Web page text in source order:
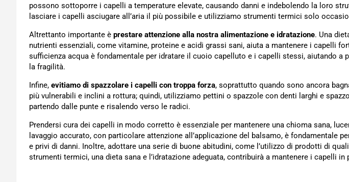
possono sottoporre i capelli a temperature elevate, causando danni e indebolendo la loro
lasciare i capelli asciugare all’aria il più possibile e utilizziamo strumenti termici solo
Altrettanto importante è prestare attenzione alla nostra alimentazione e idratazione. Una
nutrienti essenziali, come vitamine, proteine ​​e acidi grassi sani, aiuta a mantenere i capelli
sufficienza acqua è fondamentale per idratare il cuoio capelluto e i capelli stessi, aiutando a
la fragilità.
Infine, evitiamo di spazzolare i capelli con troppa forza, soprattutto quando sono ancora
più vulnerabili e inclini a rottura; quindi, utilizziamo pettini o spazzole con denti larghi e
partendo dalle punte e risalendo verso le radici.
Prendersi cura dei capelli in modo corretto è essenziale per mantenere una chioma sana,
lavaggio accurato, con particolare attenzione all’applicazione del balsamo, è fondamentale
e privi di danni. Inoltre, adottare una serie di buone abitudini, come l’utilizzo di prodotti di
strumenti termici, una dieta sana e l’idratazione adeguata, contribuirà a mantenere i capelli in